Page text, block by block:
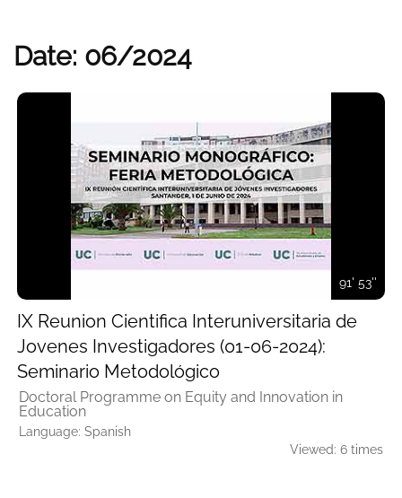
Date: 06/2024
91' 53''
IX Reunion Cientifica Interuniversitaria de
Jovenes Investigadores (01-06-2024):
Seminario Metodológico
Doctoral Programme on Equity and Innovation in
Education
Language: Spanish
Viewed: 6 times